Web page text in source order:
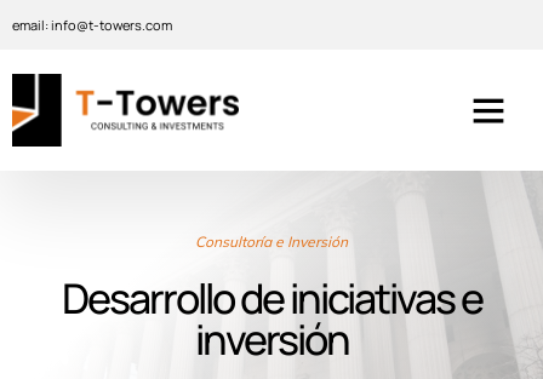
email: info@t-towers.com
Consultoría e Inversión
Desarrollo de iniciativas e
inversión